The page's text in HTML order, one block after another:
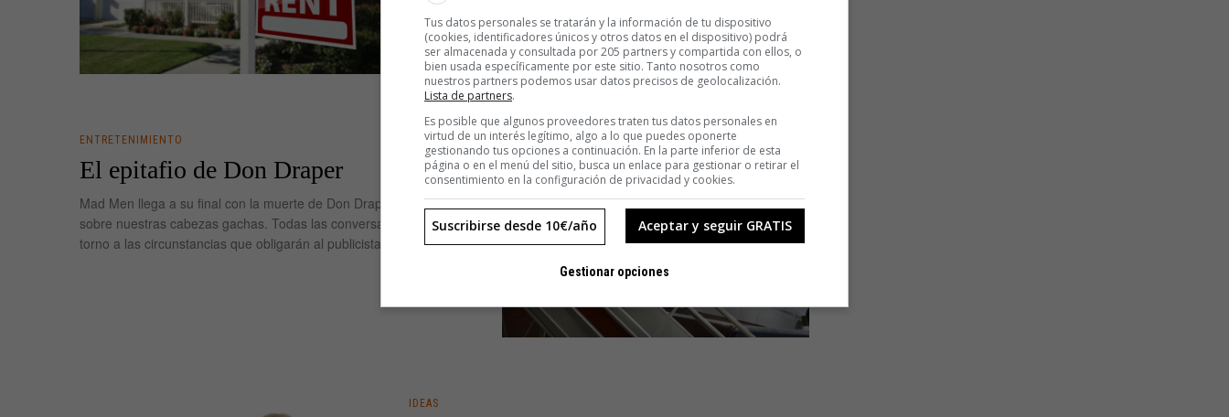
ENTRETENIMIENTO
El epitafio de Don Draper
Mad Men llega a su final con la muerte de Don Draper aleteando
sobre nuestras cabezas gachas. Todas las conversaciones giran en
torno a las circunstancias que obligarán al publicista de AMC
IDEAS
Tus datos personales se tratarán y la información de tu dispositivo
(cookies, identificadores únicos y otros datos en el dispositivo) podrá
ser almacenada y consultada por 205 partners y compartida con ellos, o
bien usada específicamente por este sitio. Tanto nosotros como
nuestros partners podemos usar datos precisos de geolocalización.
Lista de partners.
Es posible que algunos proveedores traten tus datos personales en
virtud de un interés legítimo, algo a lo que puedes oponerte
gestionando tus opciones a continuación. En la parte inferior de esta
página o en el menú del sitio, busca un enlace para gestionar o retirar el
consentimiento en la configuración de privacidad y cookies.
Aceptar y seguir GRATIS
Suscribirse desde 10€/año
Gestionar opciones